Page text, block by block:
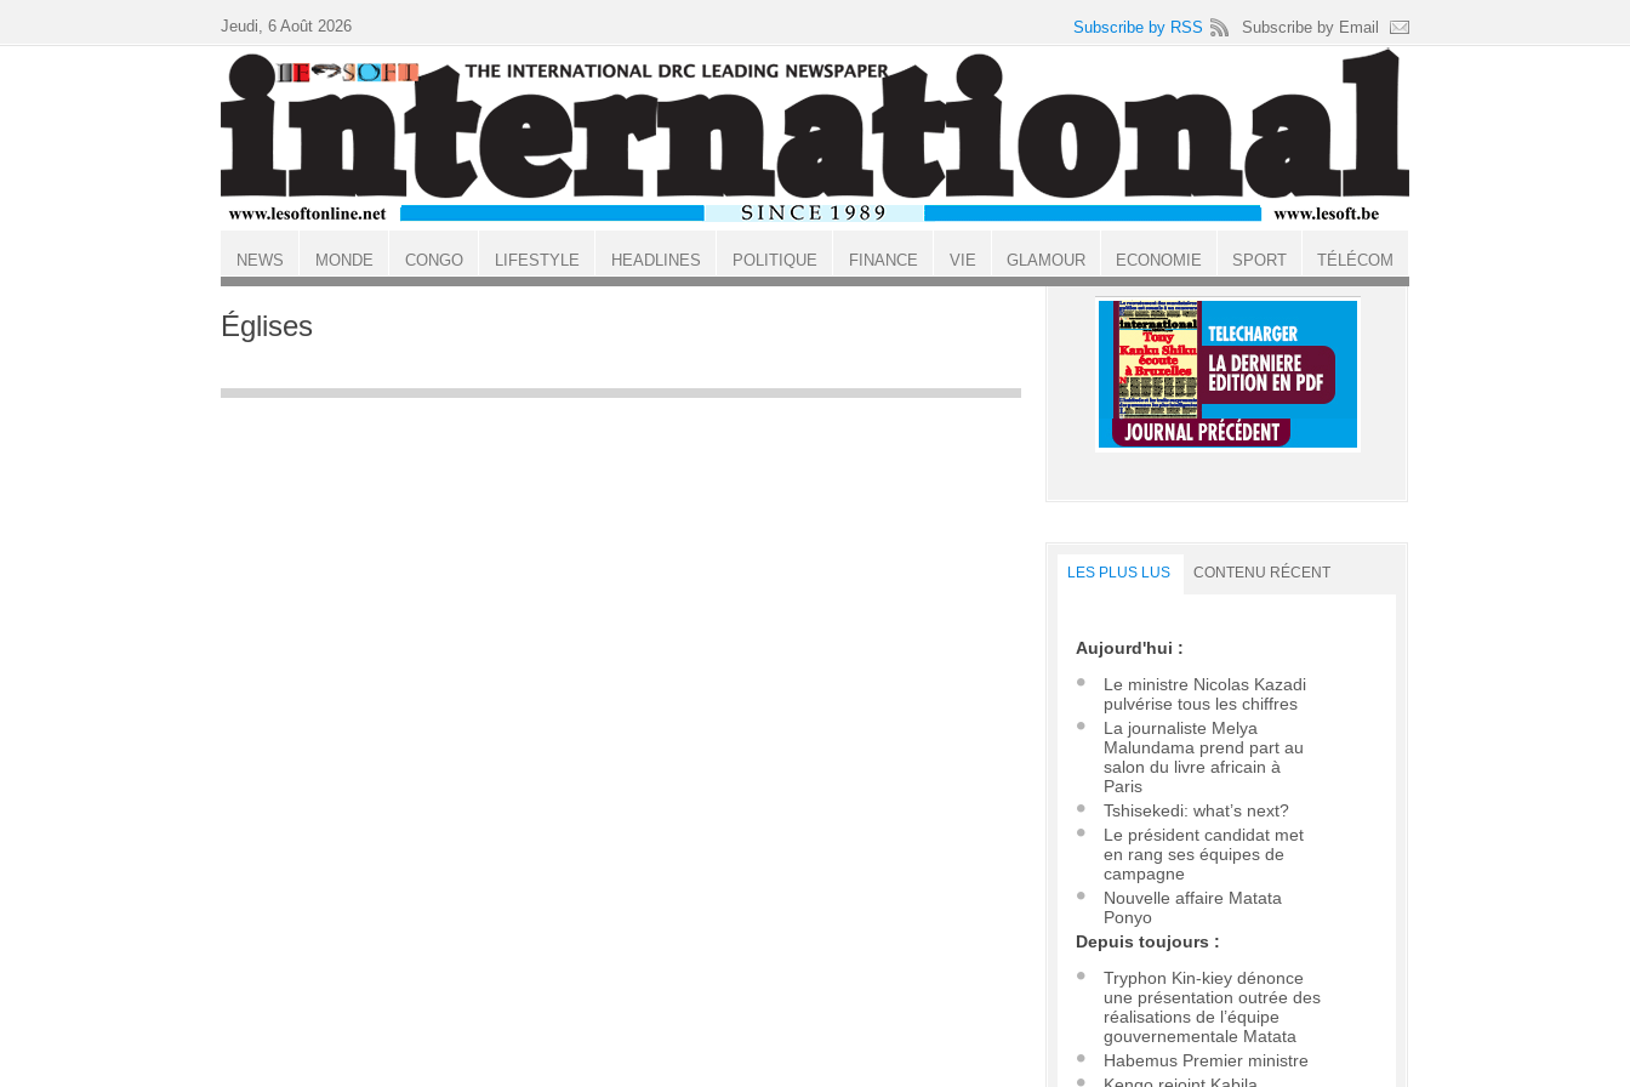
ACCUEIL
Églises
LES PLUS LUS CONTENU RÉCENT
Aujourd'hui :
Le ministre Nicolas Kazadi
pulvérise tous les chiffres
La journaliste Melya
Malundama prend part au
salon du livre africain à
Paris
Tshisekedi: what’s next?
Le président candidat met
en rang ses équipes de
campagne
Nouvelle affaire Matata
Ponyo
Depuis toujours :
Tryphon Kin-kiey dénonce
une présentation outrée des
réalisations de l’équipe
gouvernementale Matata
Habemus Premier ministre
Jeudi, 6 Août 2026 Subscribe by RSS Subscribe by Email
NEWS MONDE CONGO LIFESTYLE HEADLINES POLITIQUE FINANCE VIE GLAMOUR ECONOMIE SPORT TÉLÉCOM